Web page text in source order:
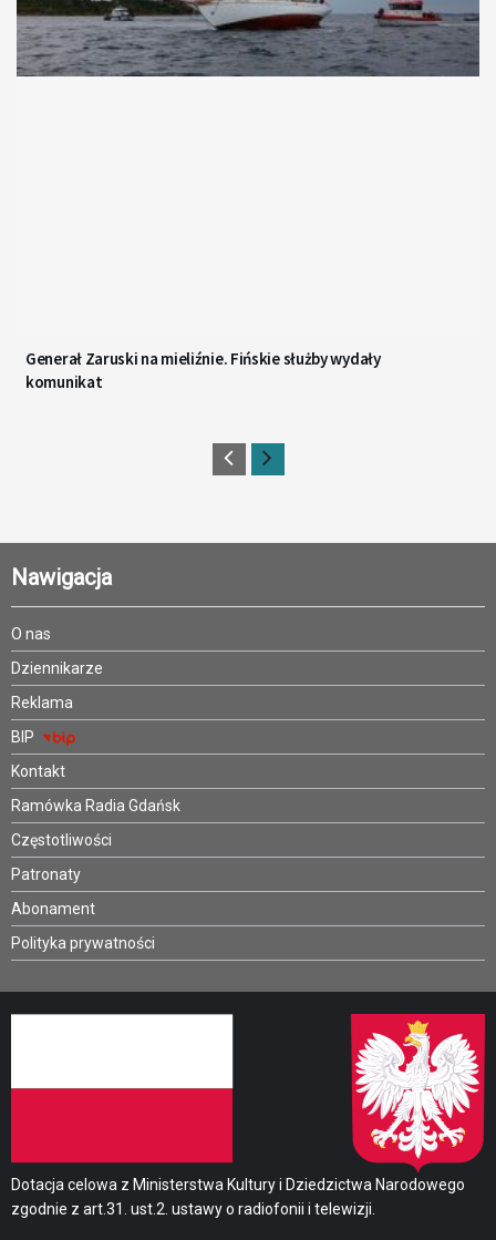
Generał Zaruski na mieliźnie. Fińskie służby wydały
komunikat
Nawigacja
O nas
Dziennikarze
Reklama
BIP
Kontakt
Ramówka Radia Gdańsk
Częstotliwości
Patronaty
Abonament
Polityka prywatności
Dotacja celowa z Ministerstwa Kultury i Dziedzictwa Narodowego
zgodnie z art.31. ust.2. ustawy o radiofonii i telewizji.